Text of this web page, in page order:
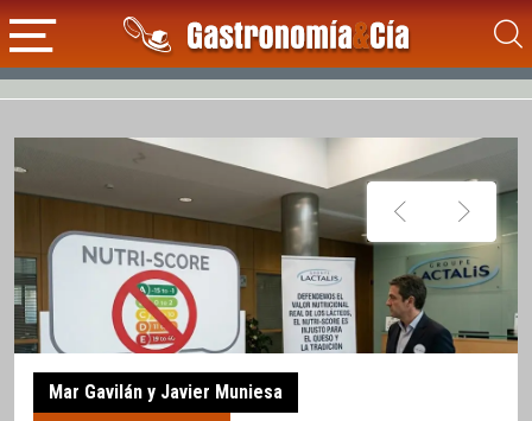
Mar Gavilán y Javier Muniesa